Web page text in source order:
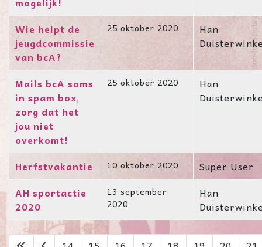
Wie helpt de
jeugdcommissie
van bcA?
25 oktober 2020
Han
Mails bcA soms
in spam box,
zorg dat het
jou niet
overkomt!
25 oktober 2020
Han
Herfstvakantie 10 oktober 2020
Super User
AH sportactie
2020
13 september
2020
Han